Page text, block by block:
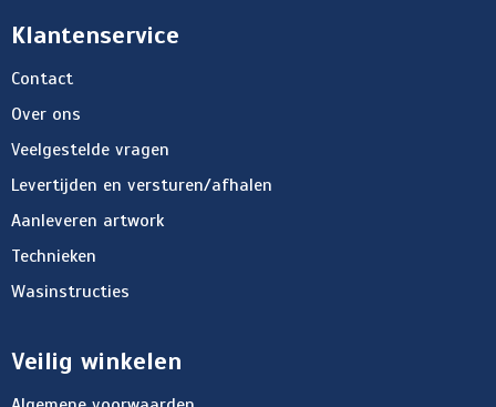
Klantenservice
Contact
Over ons
Veelgestelde vragen
Levertijden en versturen/afhalen
Aanleveren artwork
Technieken
Wasinstructies
Veilig winkelen